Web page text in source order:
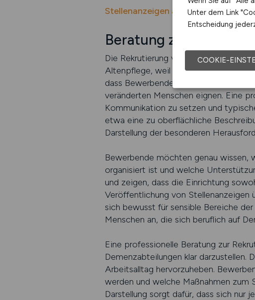
Stellenanzeigen auf
Beratung zur
Die Rekrutierung von Personal für die
Altenpflege, weil die persönlichen
dass Bewerbende klare
veränderten Menschen eignen. Eine
Kommunikation zu setzen und
etwa eine zu oberflächliche
Darstellung der besonderen
Bewerbende möchten genau wissen,
organisiert ist und welche
und zeigen, dass die Einrichtung
Veröffentlichung von Stellenanzeigen
sich bewusst für sensible Bereiche
Menschen an, die sich beruflich auf
Eine professionelle Beratung zur
Demenzabteilungen klar
Arbeitsalltag hervorzuheben.
werden und welche Maßnahmen
Darstellung sorgt dafür, dass sich nur
Unter dem Link
Entscheidung
COOKIE-